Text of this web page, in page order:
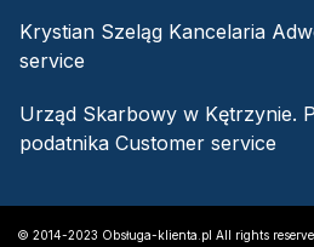
Krystian Szeląg Kancelaria
service
Urząd Skarbowy w Kętrzynie.
podatnika Customer service
© 2014-2023 Obsługa-klienta.pl All rights